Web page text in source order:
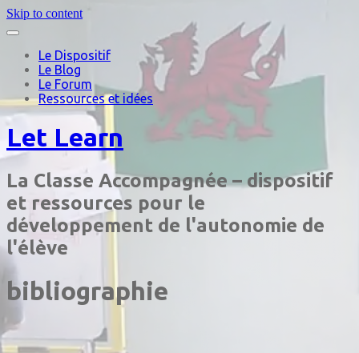
Skip to content
Le Dispositif
Le Blog
Le Forum
Ressources et idées
Let Learn
La Classe Accompagnée – dispositif
et ressources pour le
développement de l'autonomie de
l'élève
bibliographie